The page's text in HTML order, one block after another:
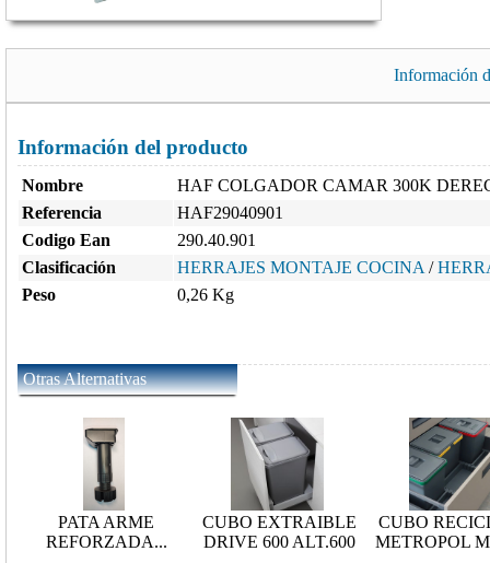
Información
Información del producto
Nombre
HAF COLGADOR CAMAR 300K
Referencia
HAF29040901
Codigo Ean
290.40.901
Clasificación
HERRAJES MONTAJE COCINA /
Peso
0,26 Kg
Otras Alternativas
PATA ARME
REFORZADA...
CUBO EXTRAIBLE
DRIVE 600 ALT.600
CUBO
METROPOL